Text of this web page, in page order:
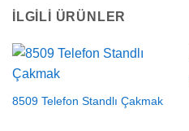
İLGILI ÜRÜNLER
8509 Telefon Standlı Çakmak